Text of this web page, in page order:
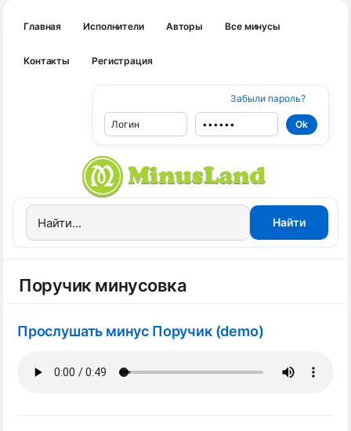
Главная Исполнители Авторы Все минусы
Контакты Регистрация
Забыли пароль?
Поручик минусовка
Прослушать минус Поручик (demo)